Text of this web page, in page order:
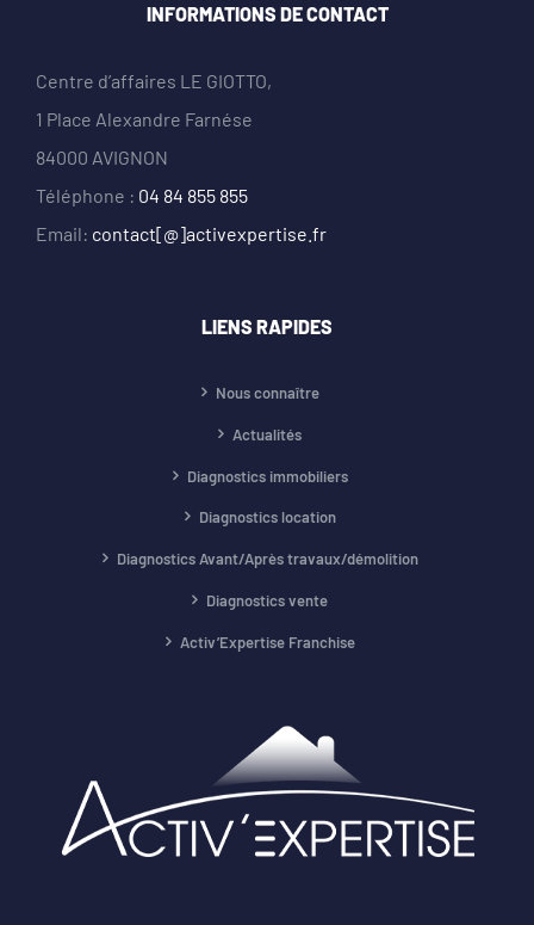
INFORMATIONS DE CONTACT
Centre d’affaires LE GIOTTO,
1 Place Alexandre Farnése
84000 AVIGNON
Téléphone : 04 84 855 855
Email: contact[@]activexpertise.fr
LIENS RAPIDES
Nous connaître
Actualités
Diagnostics immobiliers
Diagnostics location
Diagnostics Avant/Après travaux/démolition
Diagnostics vente
Activ’Expertise Franchise